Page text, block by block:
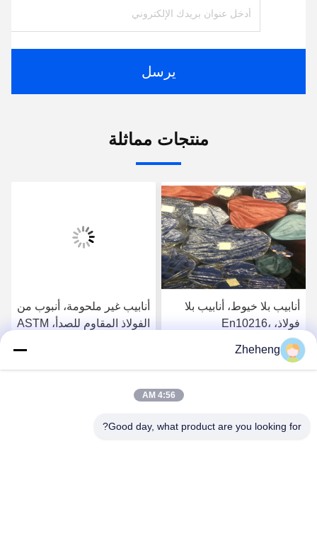
يرسل
منتجات مماثلة
أنابيب بلا خيوط، أنابيب بلا
فولاذ، En10216،
SS304/316L، Od 88.9mm،
Sch40، أنابيب الغلاية
احصل على افضل سعر
أنابيب غير ملحومة، أنبوب من
الفولاذ المقاوم للصدأ، ASTM
الزمني 40، أنابيب الغلاياتاحصل على افضل سعر
Zheheng
4:56 AM
Good day, what product are you looking for?